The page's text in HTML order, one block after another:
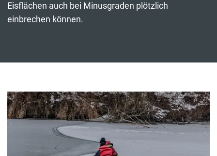
Eisflächen auch bei Minusgraden plötzlich
einbrechen können.